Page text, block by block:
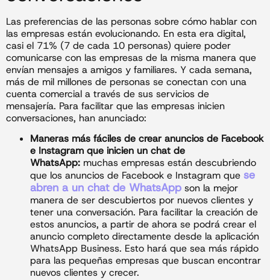
Las preferencias de las personas sobre cómo hablar con
las empresas están evolucionando. En esta era digital,
casi el 71% (7 de cada 10 personas) quiere poder
comunicarse con las empresas de la misma manera que
envían mensajes a amigos y familiares. Y cada semana,
más de mil millones de personas se conectan con una
cuenta comercial a través de sus servicios de
mensajería. Para facilitar que las empresas inicien
conversaciones, han anunciado:
Maneras más fáciles de crear anuncios de Facebook
e Instagram que inicien un chat de
WhatsApp: muchas empresas están descubriendo
que los anuncios de Facebook e Instagram que se
abren a un chat de WhatsApp son la mejor
manera de ser descubiertos por nuevos clientes y
tener una conversación. Para facilitar la creación de
estos anuncios, a partir de ahora se podrá crear el
anuncio completo directamente desde la aplicación
WhatsApp Business. Esto hará que sea más rápido
para las pequeñas empresas que buscan encontrar
nuevos clientes y crecer.